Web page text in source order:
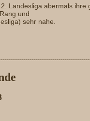
Landesliga abermals ihre
und
sehr nahe.